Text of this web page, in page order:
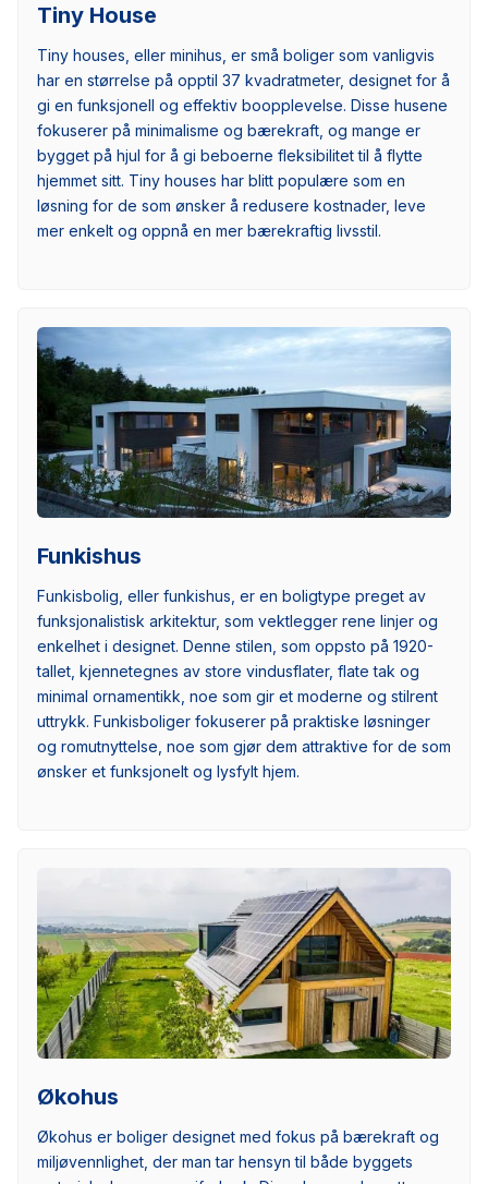
Tiny House
Tiny houses, eller minihus, er små boliger som vanligvis
har en størrelse på opptil 37 kvadratmeter, designet for å
gi en funksjonell og effektiv boopplevelse. Disse husene
fokuserer på minimalisme og bærekraft, og mange er
bygget på hjul for å gi beboerne fleksibilitet til å flytte
hjemmet sitt. Tiny houses har blitt populære som en
løsning for de som ønsker å redusere kostnader, leve
mer enkelt og oppnå en mer bærekraftig livsstil.
Funkishus
Funkisbolig, eller funkishus, er en boligtype preget av
funksjonalistisk arkitektur, som vektlegger rene linjer og
enkelhet i designet. Denne stilen, som oppsto på 1920-
tallet, kjennetegnes av store vindusflater, flate tak og
minimal ornamentikk, noe som gir et moderne og stilrent
uttrykk. Funkisboliger fokuserer på praktiske løsninger
og romutnyttelse, noe som gjør dem attraktive for de som
ønsker et funksjonelt og lysfylt hjem.
Økohus
Økohus er boliger designet med fokus på bærekraft og
miljøvennlighet, der man tar hensyn til både byggets